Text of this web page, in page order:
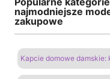
najmodniejsze
zakupowe
Kapcie domowe